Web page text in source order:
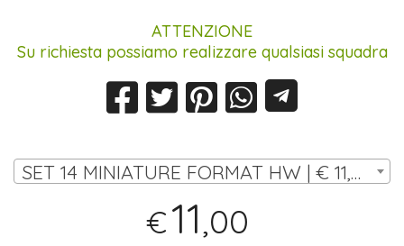
ATTENZIONE
Su richiesta possiamo realizzare qualsiasi squadra
SET 14 MINIATURE FORMAT HW | € 11,00
€11,00